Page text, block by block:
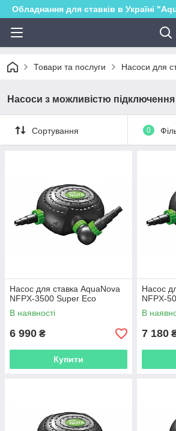
Обладнання для ставків в Україні
Товари та послуги Насоси для
Насоси з можливістю підключення
Сортування 0
Насос для ставка AquaNova
NFPX-3500 Super Eco
В наявності
6 990 ₴
Купити
Насос
NFPX-
В
7 180